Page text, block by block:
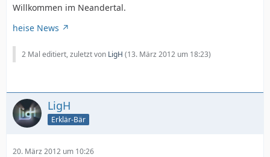
Willkommen im Neandertal.
heise News
2 Mal editiert, zuletzt von LigH (13. März 2012 um 18:23)
LigH
Erklär-Bär
20. März 2012 um 10:26